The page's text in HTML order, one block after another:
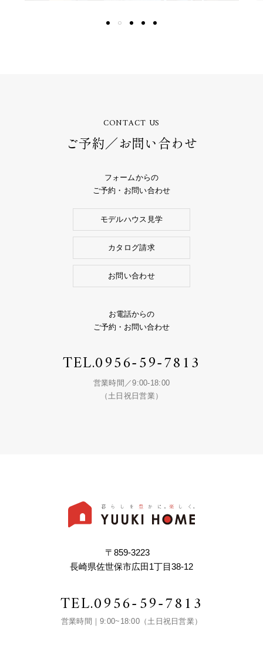
CONTACT US
ご予約／お問い合わせ
フォームからの
ご予約・お問い合わせ
モデルハウス見学
カタログ請求
お問い合わせ
お電話からの
ご予約・お問い合わせ
TEL.0956-59-7813
営業時間／9:00-18:00
（土日祝日営業）
〒859-3223
長崎県佐世保市広田1丁目38-12
TEL.0956-59-7813
営業時間｜9:00~18:00（土日祝日営業）